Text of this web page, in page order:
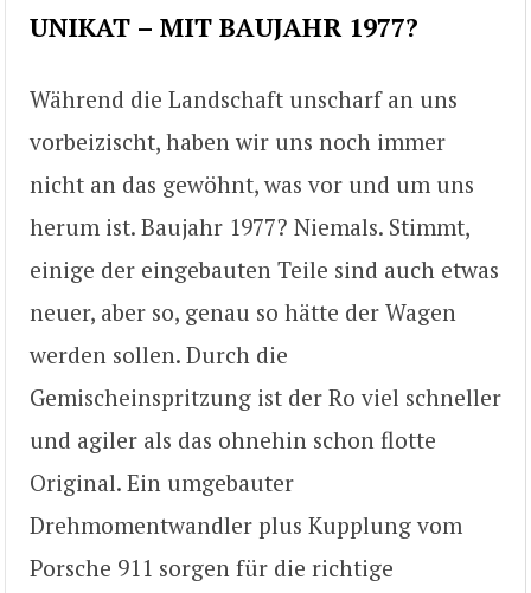
UNIKAT – MIT BAUJAHR 1977?
Während die Landschaft unscharf an uns
vorbeizischt, haben wir uns noch immer
nicht an das gewöhnt, was vor und um uns
herum ist. Baujahr 1977? Niemals. Stimmt,
einige der eingebauten Teile sind auch etwas
neuer, aber so, genau so hätte der Wagen
werden sollen. Durch die
Gemischeinspritzung ist der Ro viel schneller
und agiler als das ohnehin schon flotte
Original. Ein umgebauter
Drehmomentwandler plus Kupplung vom
Porsche 911 sorgen für die richtige